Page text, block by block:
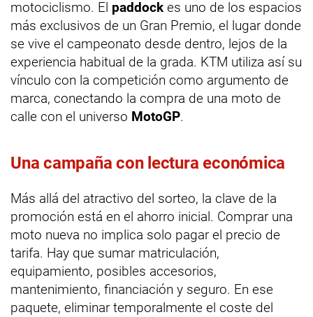
motociclismo. El paddock es uno de los espacios
más exclusivos de un Gran Premio, el lugar donde
se vive el campeonato desde dentro, lejos de la
experiencia habitual de la grada. KTM utiliza así su
vínculo con la competición como argumento de
marca, conectando la compra de una moto de
calle con el universo MotoGP.
Una campaña con lectura económica
Más allá del atractivo del sorteo, la clave de la
promoción está en el ahorro inicial. Comprar una
moto nueva no implica solo pagar el precio de
tarifa. Hay que sumar matriculación,
equipamiento, posibles accesorios,
mantenimiento, financiación y seguro. En ese
paquete, eliminar temporalmente el coste del